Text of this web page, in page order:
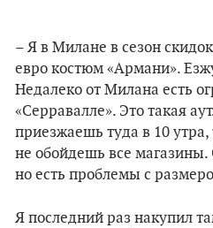
– Я в Милане в сезон
евро костюм «Армани».
Недалеко от Милана есть
«Серравалле». Это такая
приезжаешь туда в 10 утра,
не обойдешь все
но есть проблемы с
Я последний раз накупил